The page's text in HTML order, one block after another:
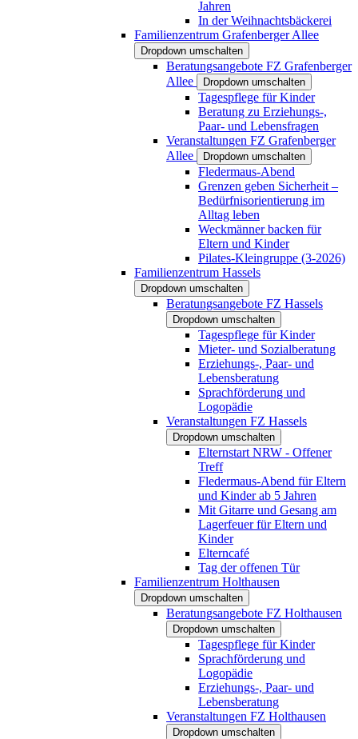
Jahren
In der Weihnachtsbäckerei
Familienzentrum Grafenberger Allee
Dropdown umschalten
Beratungsangebote FZ Grafenberger
Allee
Dropdown umschalten
Tagespflege für Kinder
Beratung zu Erziehungs-,
Paar- und Lebensfragen
Veranstaltungen FZ Grafenberger
Allee
Dropdown umschalten
Fledermaus-Abend
Grenzen geben Sicherheit –
Bedürfnisorientierung im
Alltag leben
Weckmänner backen für
Eltern und Kinder
Pilates-Kleingruppe (3-2026)
Familienzentrum Hassels
Dropdown umschalten
Beratungsangebote FZ Hassels
Dropdown umschalten
Tagespflege für Kinder
Mieter- und Sozialberatung
Erziehungs-, Paar- und
Lebensberatung
Sprachförderung und
Logopädie
Veranstaltungen FZ Hassels
Dropdown umschalten
Elternstart NRW - Offener
Treff
Fledermaus-Abend für Eltern
und Kinder ab 5 Jahren
Mit Gitarre und Gesang am
Lagerfeuer für Eltern und
Kinder
Elterncafé
Tag der offenen Tür
Familienzentrum Holthausen
Dropdown umschalten
Beratungsangebote FZ Holthausen
Dropdown umschalten
Tagespflege für Kinder
Sprachförderung und
Logopädie
Erziehungs-, Paar- und
Lebensberatung
Veranstaltungen FZ Holthausen
Dropdown umschalten